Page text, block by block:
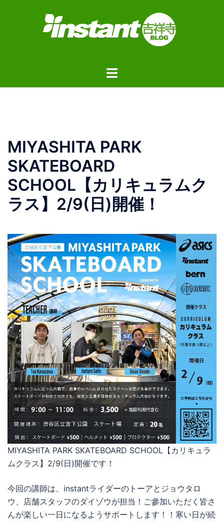
ト
ー
MIYASHITA PARK
SKATEBOARD
SCHOOL【カリキュラムク
ラス】2/9(日)開催！
MIYASHITA PARK SKATEBOARD SCHOOL【カリキュラ
ムクラス】2/9(日)開催です！
今回の講師は、instantライダーのトーアとジョウタロ
ウ、店舗スタッフのダイゾウが担当！ご參加いただく皆さ
んが楽しい一日になるようサポートします！！寒い日が続